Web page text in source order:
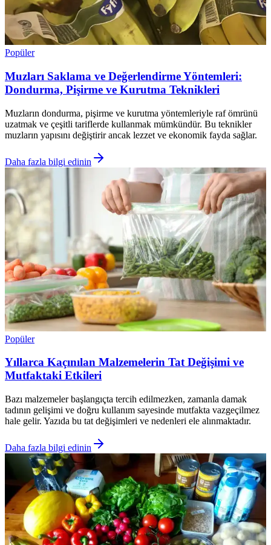
Popüler
Muzları Saklama ve Değerlendirme Yöntemleri:
Dondurma, Pişirme ve Kurutma Teknikleri
Muzların dondurma, pişirme ve kurutma yöntemleriyle raf ömrünü
uzatmak ve çeşitli tariflerde kullanmak mümkündür. Bu teknikler
muzların yapısını değiştirir ancak lezzet ve ekonomik fayda sağlar.
Daha fazla bilgi edinin
Popüler
Yıllarca Kaçınılan Malzemelerin Tat Değişimi ve
Mutfaktaki Etkileri
Bazı malzemeler başlangıçta tercih edilmezken, zamanla damak
tadının gelişimi ve doğru kullanım sayesinde mutfakta vazgeçilmez
hale gelir. Yazıda bu tat değişimleri ve nedenleri ele alınmaktadır.
Daha fazla bilgi edinin